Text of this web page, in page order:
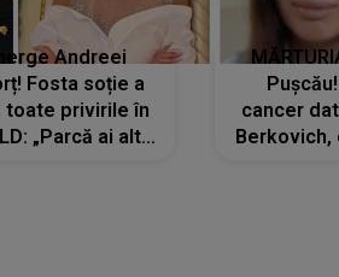
Andreei
Fosta soție a
toate privirile în
„Parcă ai altă
cancer
Berkovich,